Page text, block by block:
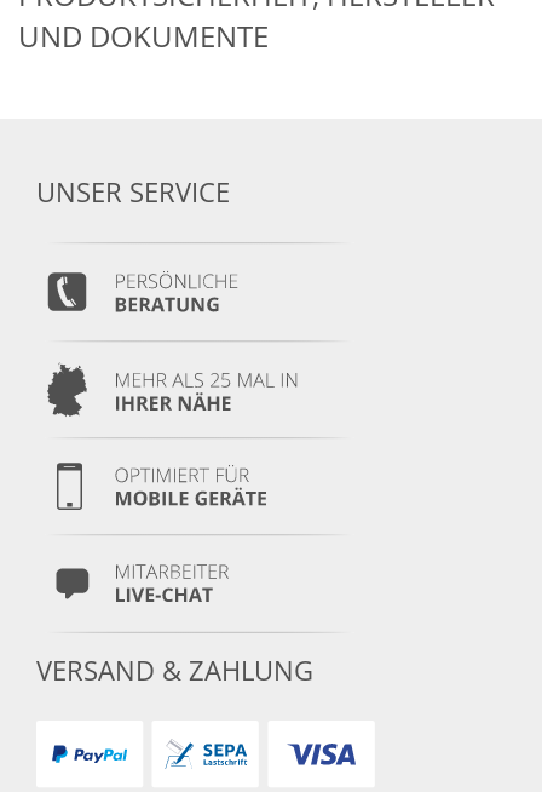
UND DOKUMENTE
UNSER SERVICE
VERSAND & ZAHLUNG